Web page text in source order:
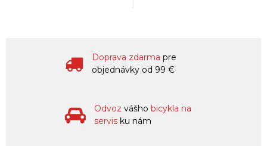
Doprava zdarma pre
objednávky od 99 €
Odvoz vášho bicykla na
servis ku nám